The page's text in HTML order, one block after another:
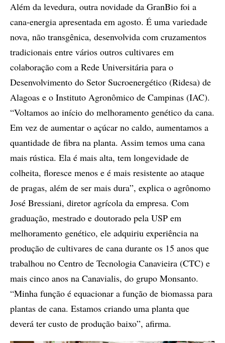
Além da levedura, outra novidade da GranBio foi a
cana-energia apresentada em agosto. É uma variedade
nova, não transgênica, desenvolvida com cruzamentos
tradicionais entre vários outros cultivares em
colaboração com a Rede Universitária para o
Desenvolvimento do Setor Sucroenergético (Ridesa) de
Alagoas e o Instituto Agronômico de Campinas (IAC).
“Voltamos ao início do melhoramento genético da cana.
Em vez de aumentar o açúcar no caldo, aumentamos a
quantidade de fibra na planta. Assim temos uma cana
mais rústica. Ela é mais alta, tem longevidade de
colheita, floresce menos e é mais resistente ao ataque
de pragas, além de ser mais dura”, explica o agrônomo
José Bressiani, diretor agrícola da empresa. Com
graduação, mestrado e doutorado pela USP em
melhoramento genético, ele adquiriu experiência na
produção de cultivares de cana durante os 15 anos que
trabalhou no Centro de Tecnologia Canavieira (CTC) e
mais cinco anos na Canavialis, do grupo Monsanto.
“Minha função é equacionar a função de biomassa para
plantas de cana. Estamos criando uma planta que
deverá ter custo de produção baixo”, afirma.